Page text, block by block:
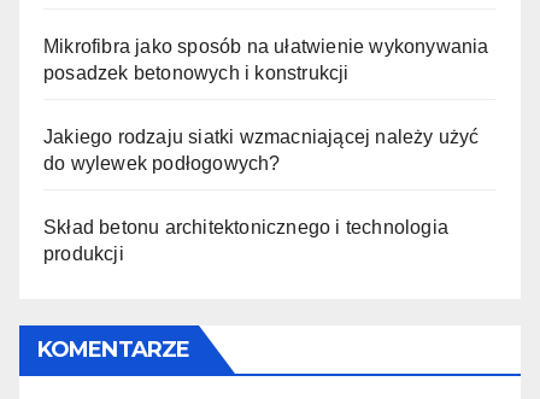
Mikrofibra jako sposób na ułatwienie wykonywania
posadzek betonowych i konstrukcji
Jakiego rodzaju siatki wzmacniającej należy użyć
do wylewek podłogowych?
Skład betonu architektonicznego i technologia
produkcji
KOMENTARZE